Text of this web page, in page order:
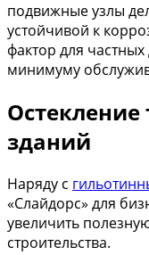
подвижные узлы
устойчивой к
фактор для
минимуму
Остекление
зданий
Наряду с
«Слайдорс» для
увеличить
строительства.